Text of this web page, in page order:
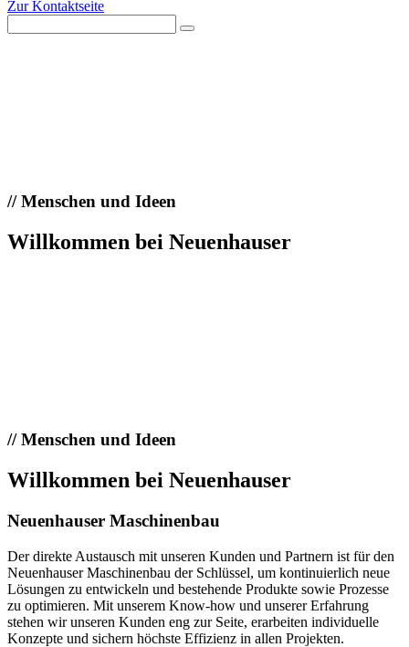
Zur Kontaktseite
//Menschen und Ideen
Willkommen bei Neuenhauser
//Menschen und Ideen
Willkommen bei Neuenhauser
Neuenhauser Maschinenbau
Der direkte Austausch mit unseren Kunden und Partnern ist für den
Neuenhauser Maschinenbau der Schlüssel, um kontinuierlich neue
Lösungen zu entwickeln und bestehende Produkte sowie Prozesse
zu optimieren. Mit unserem Know-how und unserer Erfahrung
stehen wir unseren Kunden eng zur Seite, erarbeiten individuelle
Konzepte und sichern höchste Effizienz in allen Projekten.